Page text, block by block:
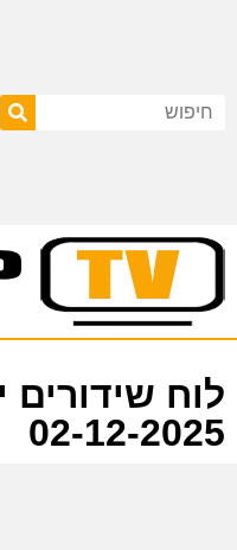
לוח שידורים
02-12-2025